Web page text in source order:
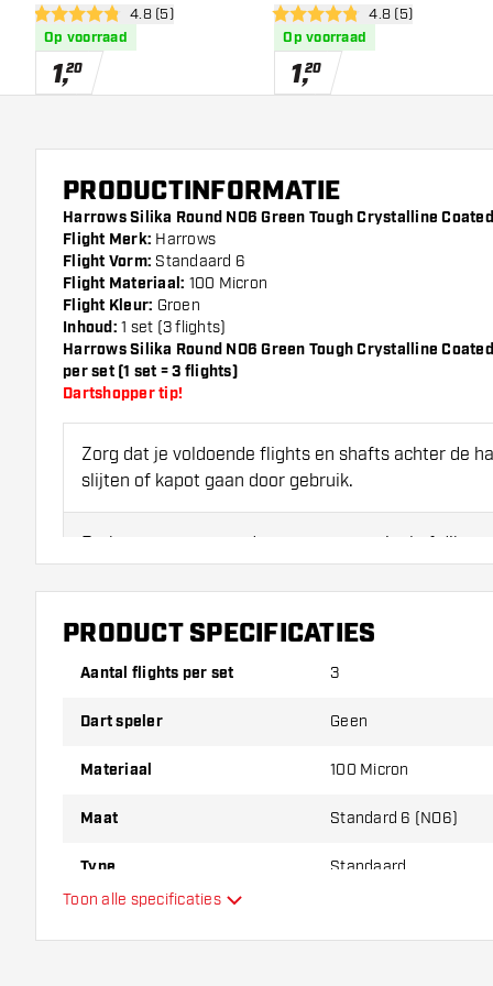
Coated - Dart Flights
open reviews drawer
4.8 score sterren4.8 (5)
Op voorraad
1,20
Coated - Dart Flights
open reviews
4.8 score sterren4.8 (5)
Op voorraad
1,20
PRODUCTINFORMATIE
Harrows Silika Round NO6 Green Tough Crystalline
Flight Merk: Harrows
Flight Vorm: Standaard 6
Flight Materiaal: 100 Micron
Flight Kleur: Groen
Inhoud: 1 set (3 flights)
Harrows Silika Round NO6 Green Tough Crystalline
per set (1 set = 3 flights)
Dartshopper tip!
Zorg dat je voldoende flights en shafts achter de
slijten of kapot gaan door gebruik.
Probeer eens een andere vorm, materiaal of dikte
erachter te komen welke variant het beste bij je
PRODUCT SPECIFICATIES
Aantal flights per set 3
Dart speler Geen
Materiaal 100 Micron
Maat Standard 6 (NO6)
Type Standaard
Toon alle specificaties